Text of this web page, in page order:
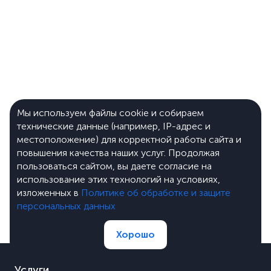
Мы используем файлы cookie и собираем
технические данные (например, IP-адрес и
местоположение) для корректной работы сайта и
повышения качества наших услуг. Продолжая
пользоваться сайтом, вы даете согласие на
использование этих технологий на условиях,
изложенных в Политике об обработке и защите
персональных данных
Хорошо